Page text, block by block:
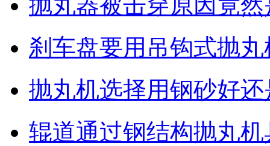
刹车盘要用吊钩式抛
抛丸机选择用钢砂好
辊道通过钢结构抛丸